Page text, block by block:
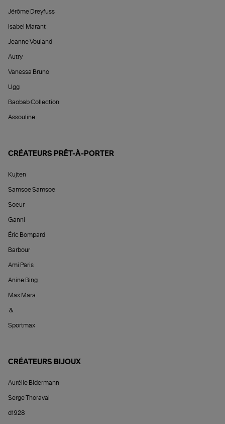
Jérôme Dreyfuss
Isabel Marant
Jeanne Vouland
Autry
Vanessa Bruno
Ugg
Baobab Collection
Assouline
CRÉATEURS PRÊT-À-PORTER
Kujten
Samsoe Samsoe
Soeur
Ganni
Éric Bompard
Barbour
Ami Paris
Anine Bing
Max Mara
&
Sportmax
CRÉATEURS BIJOUX
Aurélie Bidermann
Serge Thoraval
d1928